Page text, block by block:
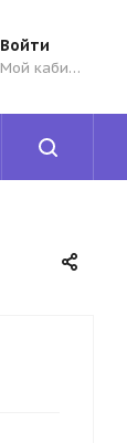
Войти
Мой кабинет